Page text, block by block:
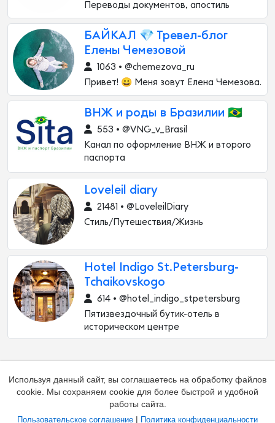
Переводы документов, апостиль
БАЙКАЛ 💎 Тревел-блог
Елены Чемезовой
1063 • @chemezova_ru
Привет! 😀 Меня зовут Елена Чемезова.
ВНЖ и роды в Бразилии 🇧🇷
553 • @VNG_v_Brasil
Канал по оформление ВНЖ и второго
паспорта
Loveleil diary
21481 • @LoveleilDiary
Стиль/Путешествия/Жизнь
Hotel Indigo St.Petersburg-
Tchaikovskogo
614 • @hotel_indigo_stpetersburg
Пятизвездочный бутик-отель в
историческом центре
Используя данный сайт, вы соглашаетесь на обработку файлов
cookie. Мы сохраняем cookie для более быстрой и удобной
работы сайта.
Пользовательское соглашение | Политика конфиденциальности